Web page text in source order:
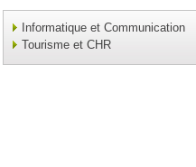
Informatique et Communication
Tourisme et CHR